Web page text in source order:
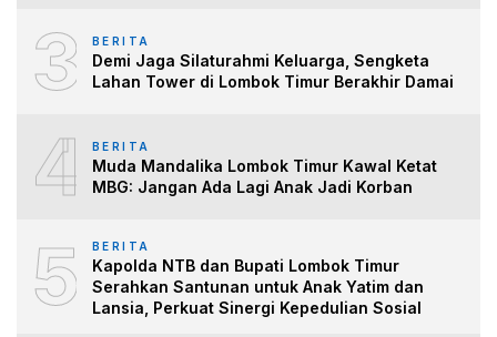
3 BERITA
Demi Jaga Silaturahmi Keluarga, Sengketa
Lahan Tower di Lombok Timur Berakhir Damai
4 BERITA
Muda Mandalika Lombok Timur Kawal Ketat
MBG: Jangan Ada Lagi Anak Jadi Korban
5 BERITA
Kapolda NTB dan Bupati Lombok Timur
Serahkan Santunan untuk Anak Yatim dan
Lansia, Perkuat Sinergi Kepedulian Sosial